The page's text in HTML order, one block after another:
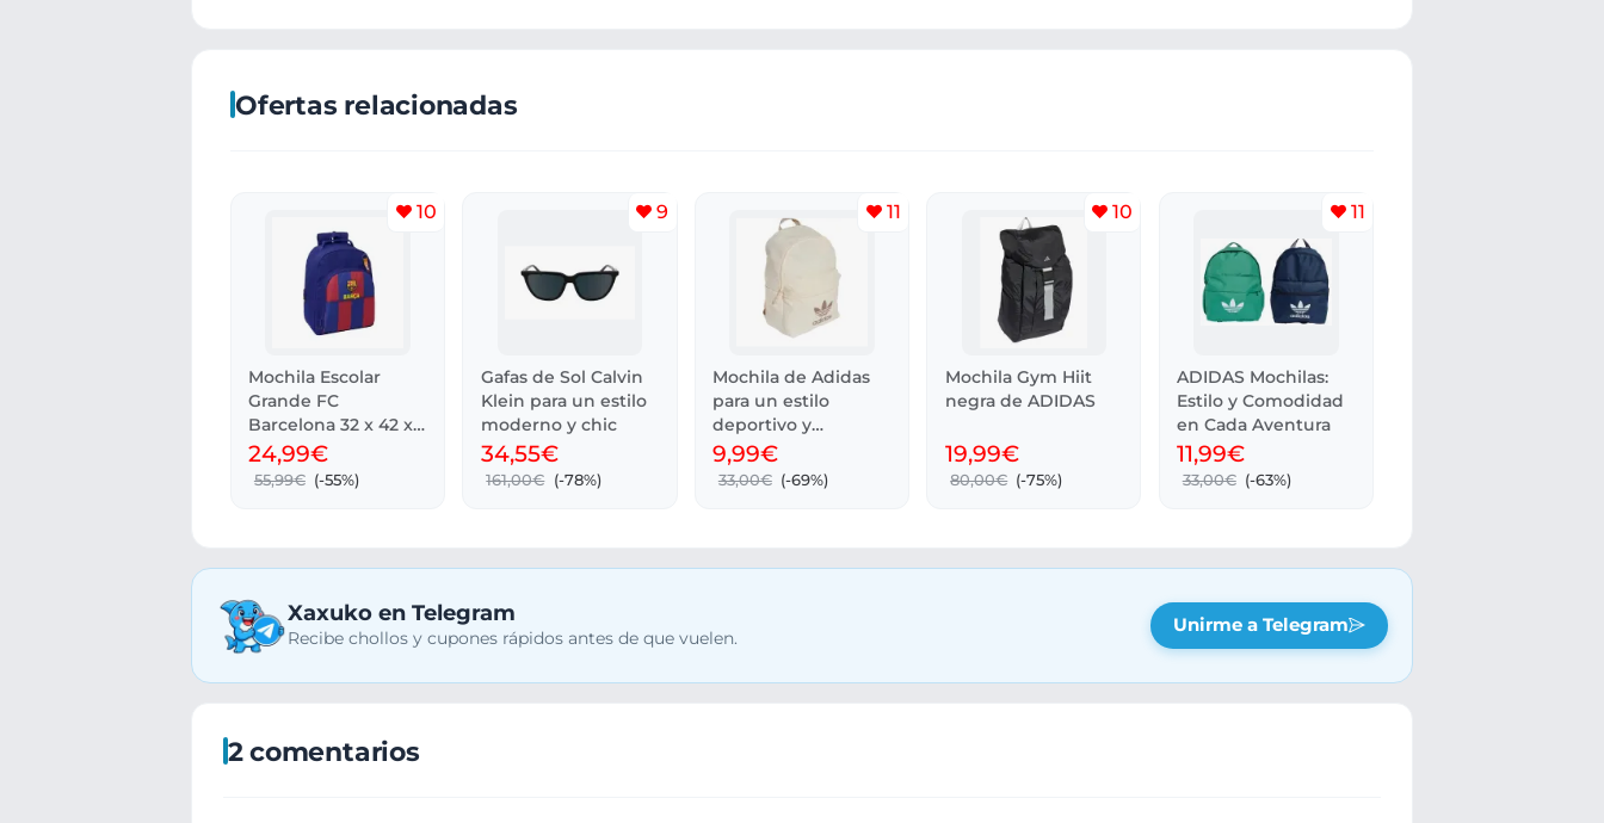
Ofertas relacionadas
10
Mochila Escolar
Grande FC
Barcelona 32 x 42 x
15 cm
24,99€
55,99€ (-55%)
9
Gafas de Sol Calvin
Klein para un estilo
moderno y chic
34,55€
161,00€ (-78%)
11
Mochila de Adidas
para un estilo
deportivo y
moderno
9,99€
33,00€ (-69%)
10
Mochila Gym Hiit
negra de ADIDAS
19,99€
80,00€ (-75%)
11
ADIDAS Mochilas:
Estilo y Comodidad
en Cada Aventura
11,99€
33,00€ (-63%)
Xaxuko en Telegram
Recibe chollos y cupones rápidos antes de que vuelen.
Unirme a Telegram
2 comentarios